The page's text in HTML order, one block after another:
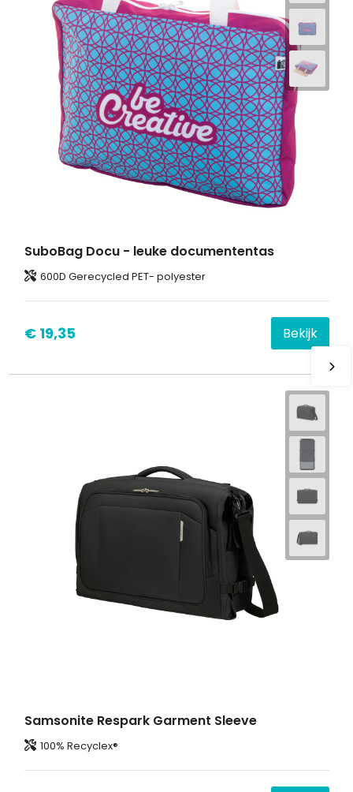
SuboBag Docu - leuke documententas
600D Gerecycled PET- polyester
€ 19,35 Bekijk
Samsonite Respark Garment Sleeve
100% Recyclex®